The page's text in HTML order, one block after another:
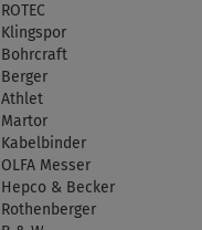
ROTEC
Klingspor
Bohrcraft
Berger
Athlet
Martor
Kabelbinder
OLFA Messer
Hepco & Becker
Rothenberger